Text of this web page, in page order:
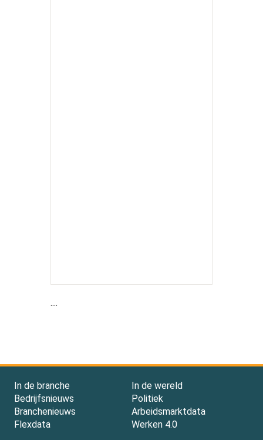
....
In de branche
Bedrijfsnieuws
Branchenieuws
Flexdata
In de wereld
Politiek
Arbeidsmarktdata
Werken 4.0